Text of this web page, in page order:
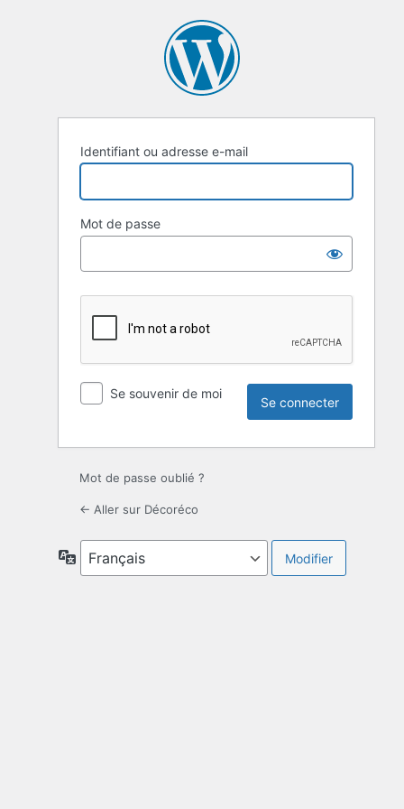
Identifiant ou adresse e-mail
Mot de passe
Se souvenir de moi
Mot de passe oublié ?
← Aller sur Décoréco
Langue